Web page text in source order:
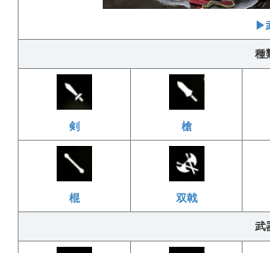
▶︎
種
剣 槍
棍 双戟
武